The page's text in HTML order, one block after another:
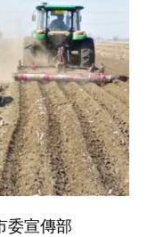
委宣傳部